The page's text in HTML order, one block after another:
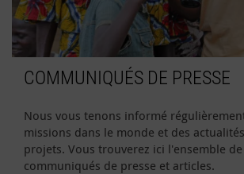
COMMUNIQUÉS DE PRESSE
Nous vous tenons informé
missions dans le monde et des
projets. Vous trouverez ici l'ensemble
communiqués de presse et articles.